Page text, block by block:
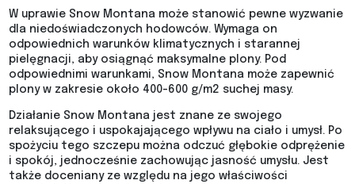
W uprawie Snow Montana może stanowić pewne wyzwanie
dla niedoświadczonych hodowców. Wymaga on
odpowiednich warunków klimatycznych i starannej
pielęgnacji, aby osiągnąć maksymalne plony. Pod
odpowiednimi warunkami, Snow Montana może zapewnić
plony w zakresie około 400-600 g/m2 suchej masy.
Działanie Snow Montana jest znane ze swojego
relaksującego i uspokajającego wpływu na ciało i umysł. Po
spożyciu tego szczepu można odczuć głębokie odprężenie
i spokój, jednocześnie zachowując jasność umysłu. Jest
także doceniany ze względu na jego właściwości